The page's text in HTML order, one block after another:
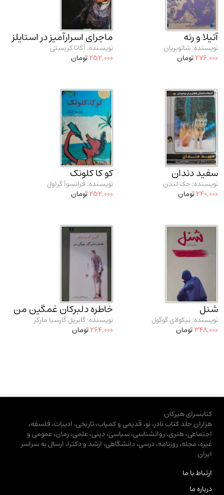
آتیلا و رنه
نویسنده: شاتوبریان
276,000تومان
ماجرای اسرارآمیز در استایلز
نویسنده: آگاتا کریستی
252,000تومان
سفید دندان
نویسنده: جک لندن
240,000تومان
کو کا کلونک
نویسنده: فرانسوآ گراول
252,000تومان
شنل
نویسنده: نیکولای گوگول
348,000تومان
خاطره دلبرکان غمگین من
نویسنده: گابریل گارسیا مارکز
264,000تومان
کتابسرای هیرکان
هزاران جلد کتاب نادر، نو، قدیمی و کمیاب، تاریخی، ادبیات، فلسفه،
اجتماعی، هنری، روانشناسی، سیاسی، دینی، علمی، رمان، عمومی و
غیره، مجله، روزنامه، درسی، دانشگاهی، ارشد و دکترا، ارسال به سراسر
ایران
ارتباط با ما
درباره ما